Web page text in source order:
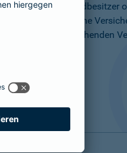
Haus- und Grundbesitzer
benötigen eigene
Barmenia entsprechenden